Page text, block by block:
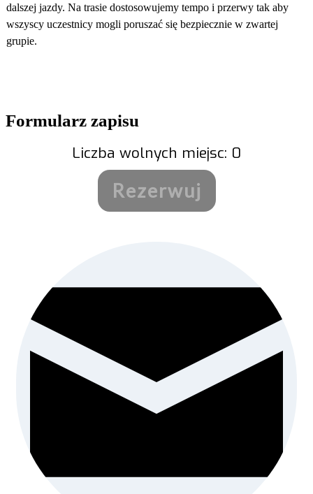
dalszej jazdy. Na trasie dostosowujemy tempo i przerwy tak aby
wszyscy uczestnicy mogli poruszać się bezpiecznie w zwartej
grupie.
Formularz zapisu